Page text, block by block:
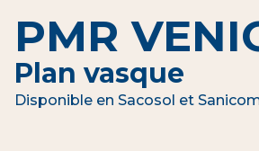
PMR
Plan vasque
Disponible en Sacosol et